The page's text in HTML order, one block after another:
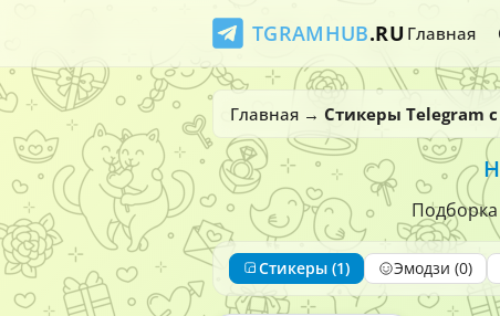
TGRAMHUB.RU Главная
Главная → Стикеры Telegram
Стикеры (1) Эмодзи (0)